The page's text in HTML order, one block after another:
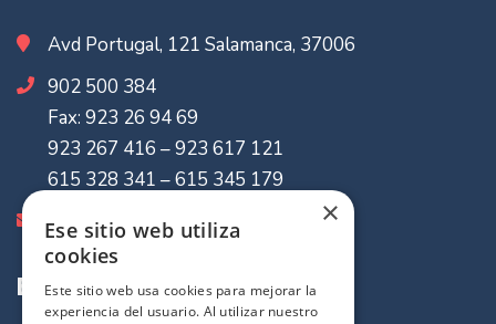
Avd Portugal, 121 Salamanca, 37006
902 500 384
Fax: 923 26 94 69
923 267 416 – 923 617 121
615 328 341 – 615 345 179
info@mvaseguradores.com
Enlaces de Interes
×
Ese sitio web utiliza
cookies
Este sitio web usa cookies para mejorar la
experiencia del usuario. Al utilizar nuestro